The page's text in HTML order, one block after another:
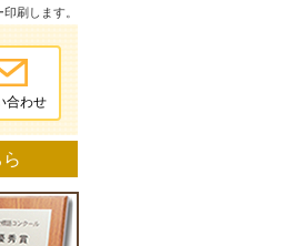
刷します。
合わせ